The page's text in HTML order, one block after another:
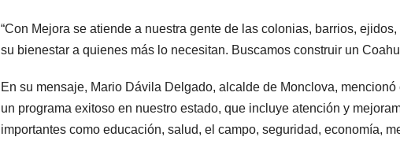
“Con Mejora se atiende a nuestra gente de las colonias, barrios,
su bienestar a quienes más lo necesitan. Buscamos construir un
En su mensaje, Mario Dávila Delgado, alcalde de Monclova,
un programa exitoso en nuestro estado, que incluye atención y
importantes como educación, salud, el campo, seguridad, economía,